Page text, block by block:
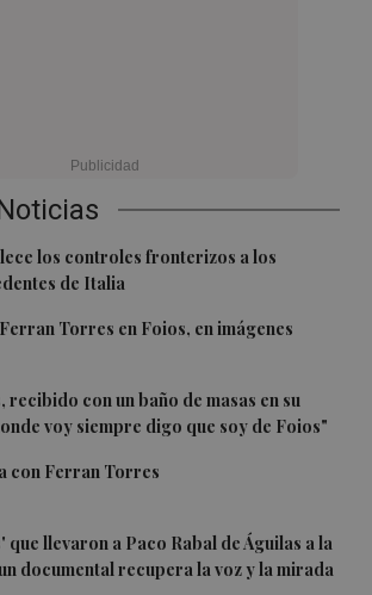
los controles fronterizos a los
de Italia
Torres en Foios, en imágenes
con un baño de masas en su
voy siempre digo que soy de Foios"
con Ferran Torres
que llevaron a Paco Rabal de Águilas a la
documental recupera la voz y la mirada